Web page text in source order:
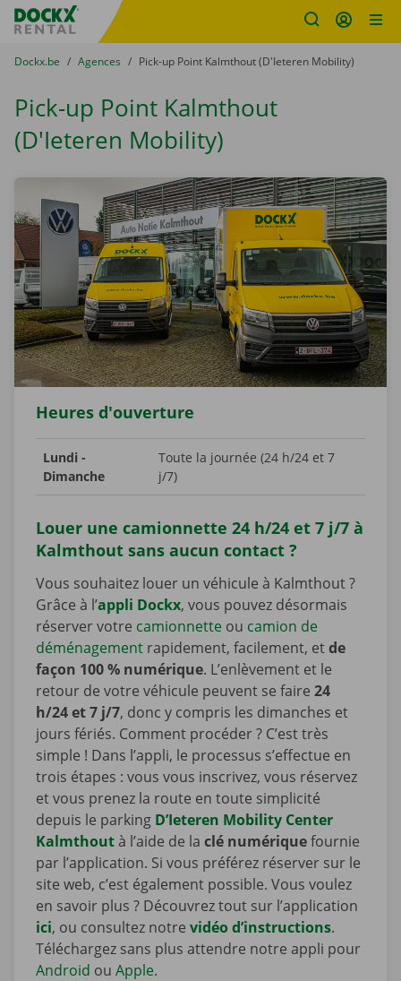
sitename
You are here:
du
Dockx.be to
Agences to
Pick-up Point Kalmthout (D'Ieteren Mobility)
Pick-up Point Kalmthout
(D'Ieteren Mobility)
Heures d'ouverture
Lundi -
Dimanche
Toute la journée (24 h/24 et 7
j/7)
Louer une camionnette 24 h/24 et 7 j/7 à
Kalmthout sans aucun contact ?
Vous souhaitez louer un véhicule à Kalmthout ?
Grâce à l’appli Dockx, vous pouvez désormais
réserver votre camionnette ou camion de
déménagement rapidement, facilement, etde
façon 100 % numérique. L’enlèvement et le
retour de votre véhicule peuvent se faire 24
h/24 et 7 j/7, donc y compris les dimanches et
jours fériés. Comment procéder ? C’est très
simple ! Dans l’appli, le processus s’effectue en
trois étapes : vous vous inscrivez, vous réservez
et vous prenez la route en toute simplicité
depuis le parking D’Ieteren Mobility Center
Kalmthoutà l’aide de la clé numériquefournie
par l’application. Si vous préférez réserver sur le
site web, c’est également possible. Vous voulez
en savoir plus ? Découvrez tout sur l’application
ici, ou consultez notre vidéo d’instructions.
Téléchargez sans plus attendre notre appli pour
Android ou Apple.